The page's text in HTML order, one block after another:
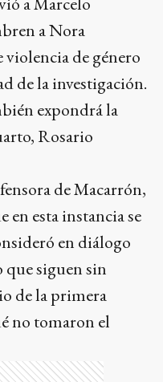
a Nora
de género
de la investigación.
expondrá la
Rosario
de Macarrón,
esta instancia se
en diálogo
que siguen sin
de la primera
no tomaron el